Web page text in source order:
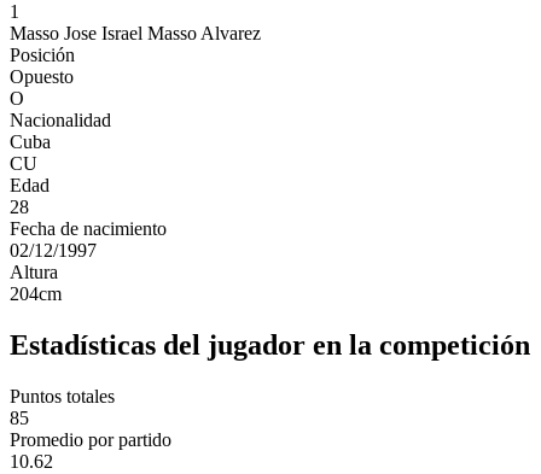
1
Masso Jose Israel Masso Alvarez
Posición
Opuesto
O
Nacionalidad
Cuba
CU
Edad
28
Fecha de nacimiento
02/12/1997
Altura
204cm
Estadísticas del jugador en la competición
Puntos totales
85
Promedio por partido
10.62